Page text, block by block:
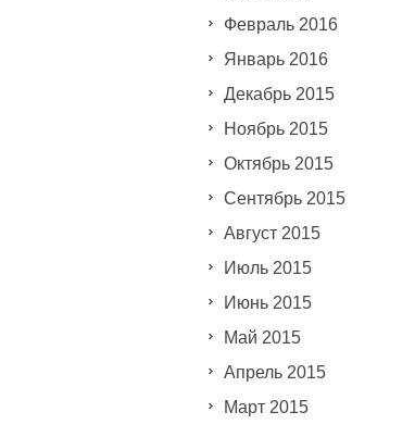
Февраль 2016
Январь 2016
Декабрь 2015
Ноябрь 2015
Октябрь 2015
Сентябрь 2015
Август 2015
Июль 2015
Июнь 2015
Май 2015
Апрель 2015
Март 2015